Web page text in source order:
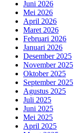
Juni 2026
Mei 2026
April 2026
Maret 2026
Februari 2026
Januari 2026
Desember 2025
November 2025
Oktober 2025
September 2025
Agustus 2025
Juli 2025
Juni 2025
Mei 2025
April 2025